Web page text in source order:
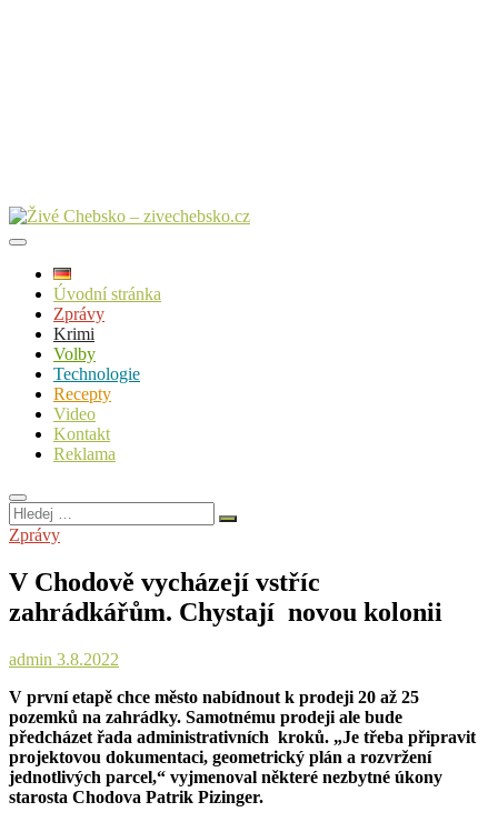
Úvodní stránka
Zprávy
Krimi
Volby
Technologie
Recepty
Video
Kontakt
Reklama
Hledej
…
Zprávy
V Chodově vycházejí vstříc
zahrádkářům. Chystají novou kolonii
admin 3.8.2022
V první etapě chce město nabídnout k prodeji 20 až 25
pozemků na zahrádky. Samotnému prodeji ale bude
předcházet řada administrativních kroků. „Je třeba připravit
projektovou dokumentaci, geometrický plán a rozvržení
jednotlivých parcel,“ vyjmenoval některé nezbytné úkony
starosta Chodova Patrik Pizinger.